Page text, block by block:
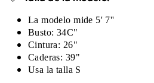
La modelo mide 5' 7''
Busto: 34C"
Cintura: 26"
Caderas: 39"
Usa la talla S